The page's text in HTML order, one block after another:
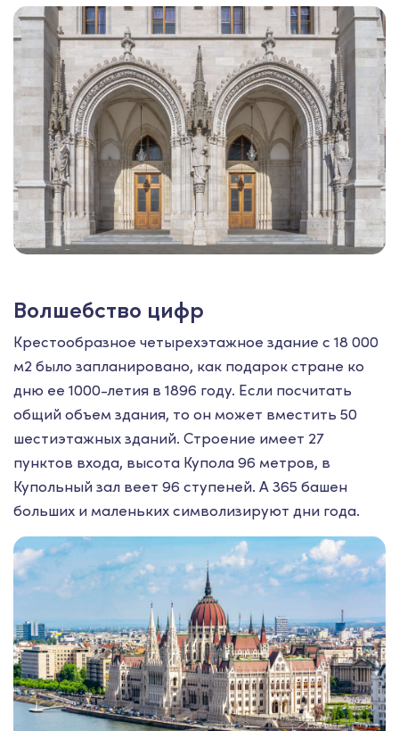
Волшебство цифр
Крестообразное четырехэтажное здание с 18 000
м2 было запланировано, как подарок стране ко
дню ее 1000-летия в 1896 году. Если посчитать
общий объем здания, то он может вместить 50
шестиэтажных зданий. Строение имеет 27
пунктов входа, высота Купола 96 метров, в
Купольный зал веет 96 ступеней. А 365 башен
больших и маленьких символизируют дни года.